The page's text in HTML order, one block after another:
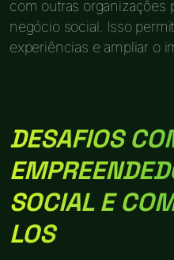
com outras organizações
negócio social. Isso
experiências e ampliar o
DESAFIOS
SOCIAL E
LOS